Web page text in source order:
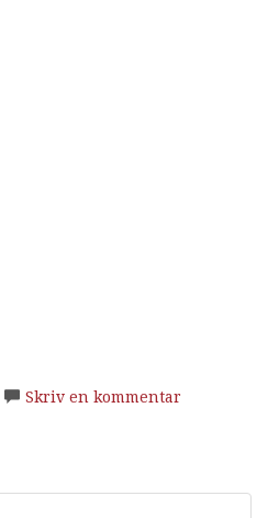
Skriv en kommentar